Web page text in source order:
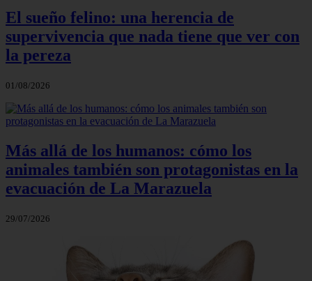
El sueño felino: una herencia de
supervivencia que nada tiene que ver con
la pereza
01/08/2026
Más allá de los humanos: cómo los
animales también son protagonistas en la
evacuación de La Marazuela
29/07/2026